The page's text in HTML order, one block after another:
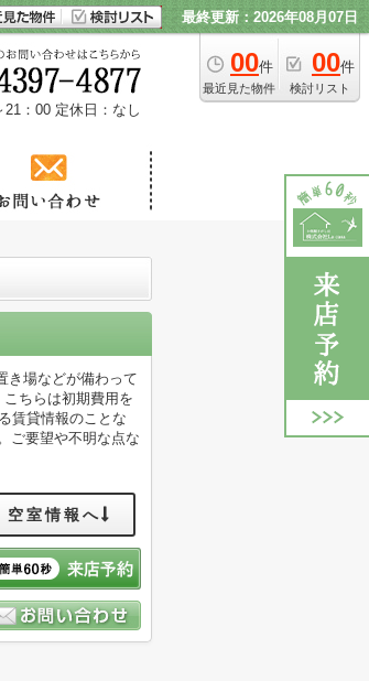
最終更新：2026年08月07日
00件
最近見た物件
00件
検討リスト
21：00 定休日：なし
き場などが備わって
ちらは初期費用を
賃貸情報のことな
ご要望や不明な点な
空室情報へ